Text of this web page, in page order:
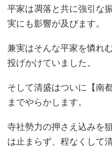
平家は凋落と共に強引な
実にも影響が及びます。
兼実はそんな平家を憐れ
投げかけていました。
そして清盛はついに【南
までやらかします。
寺社勢力の押さえ込みを
は止まらず、程なくして